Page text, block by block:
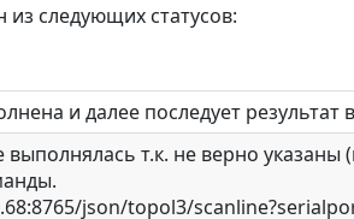
следующих статусов:
и далее последует результат
т.к. не верно
json/topol3/